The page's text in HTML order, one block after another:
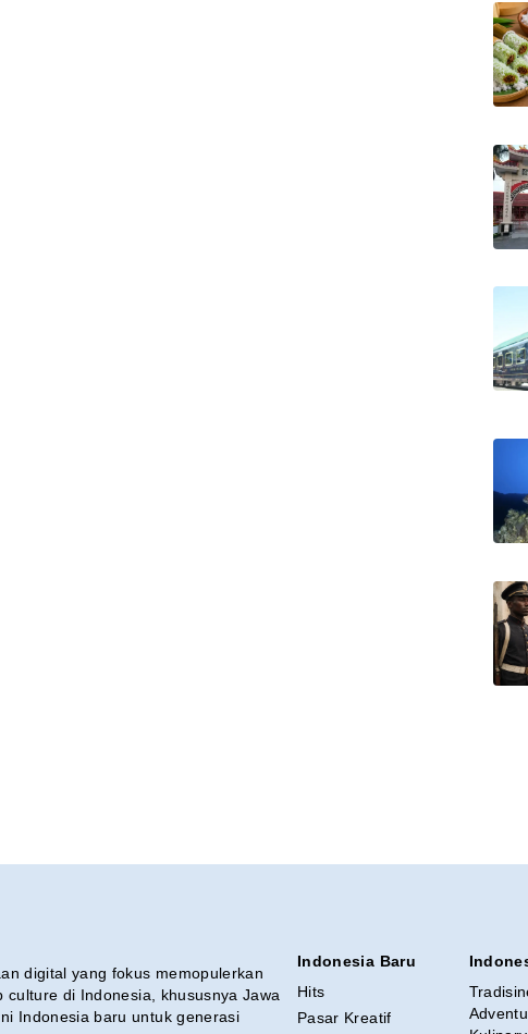
digital yang fokus memopulerkan
culture di Indonesia, khususnya Jawa
Indonesia baru untuk generasi
Indonesia Baru
Hits
Pasar Kreatif